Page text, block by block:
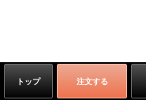
トップ 注文する